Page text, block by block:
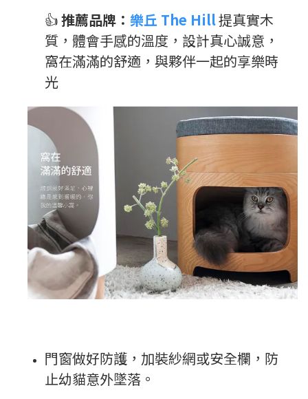
👍推薦品牌： 樂丘 The Hill提真實木
質，體會手感的溫度，設計真心誠意，
窩在滿滿的舒適，與夥伴一起的享樂時
光
門窗做好防護，加裝紗網或安全欄，防
止幼貓意外墜落。